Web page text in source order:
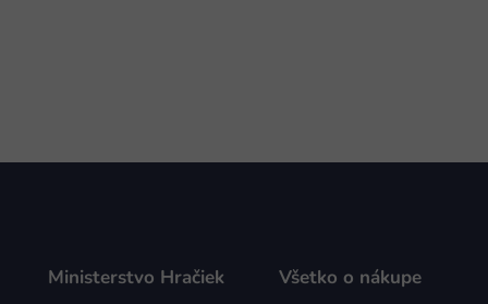
Ministerstvo Hračiek Všetko o nákupe